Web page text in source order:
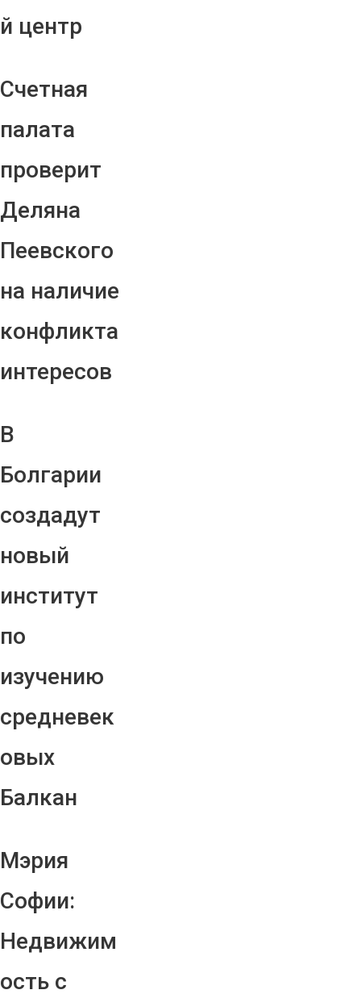
й центр
Счетная
палата
проверит
Деляна
Пеевского
на наличие
конфликта
интересов
В
Болгарии
создадут
новый
институт
по
изучению
средневек
овых
Балкан
Мэрия
Софии:
Недвижим
ость с